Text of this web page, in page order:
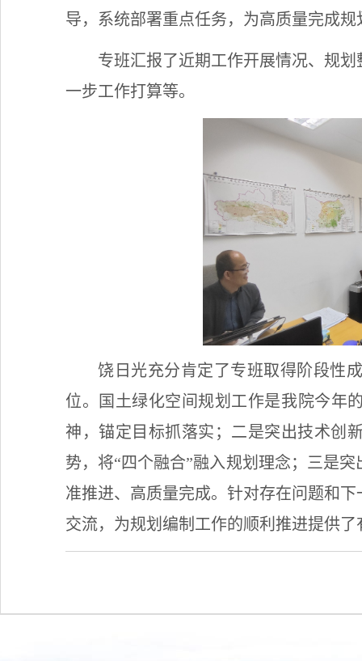
导，系统部署重点任务，为高质量完成
专班汇报了近期工作开展情况、规
一步工作打算等。
饶日光充分肯定了专班取得阶段性
位。国土绿化空间规划工作是我院今年
神，锚定目标抓落实；二是突出技术创
势，将“四个融合”融入规划理念；三是
准推进、高质量完成。针对存在问题和
交流，为规划编制工作的顺利推进提供